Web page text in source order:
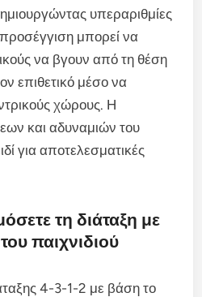
υπεραριθμίες
μπορεί να
να βγουν από τη θέση
επιθετικό μέσο να
χώρους. Η
και αδυναμιών του
για αποτελεσματικές
τη διάταξη με
παιχνιδιού
4-3-1-2 με βάση το